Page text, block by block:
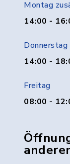
Montag
14:00 -
14:00 -
Freitag
08:00 -